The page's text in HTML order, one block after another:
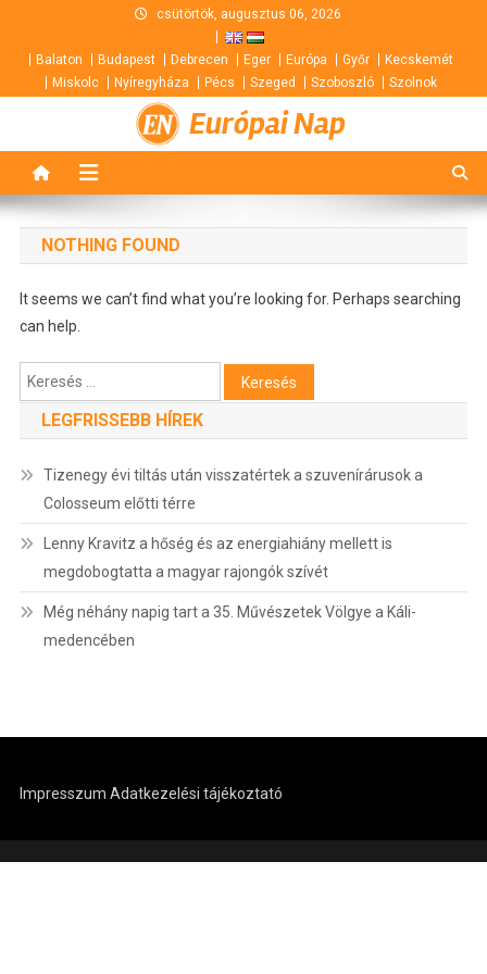
content
csütörtök, augusztus 06, 2026
Balaton Budapest Debrecen Eger Európa Győr
Kecskemét
Miskolc
Nyíregyháza Pécs Szeged Szoboszló Szolnok
Európai Nap
NOTHING FOUND
It seems we can’t find what you’re looking for. Perhaps searching
can help.
Keresés:
LEGFRISSEBB HÍREK
Tizenegy évi tiltás után visszatértek a szuvenírárusok a
Colosseum előtti térre
Lenny Kravitz a hőség és az energiahiány mellett is
megdobogtatta a magyar rajongók szívét
Még néhány napig tart a 35. Művészetek Völgye a Káli-
medencében
Impresszum Adatkezelési tájékoztató